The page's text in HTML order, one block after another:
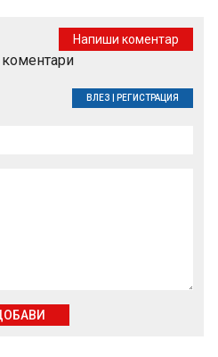
Напиши коментар
ВЛЕЗ РЕГИСТРАЦИЯ